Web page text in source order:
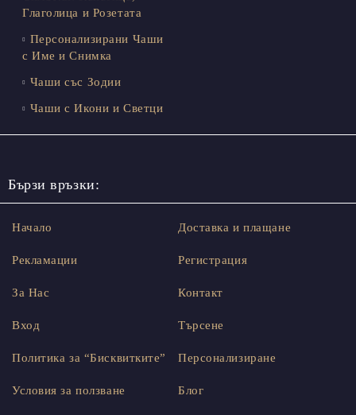
Глаголица и Розетата
Персонализирани Чаши
с Име и Снимка
Чаши със Зодии
Чаши с Икони и Светци
Бързи връзки:
Начало
Рекламации
За Нас
Вход
Доставка и плащане
Регистрация
Контакт
Търсене
Политика за “Бисквитките”
Условия за ползване
Персонализиране
Блог